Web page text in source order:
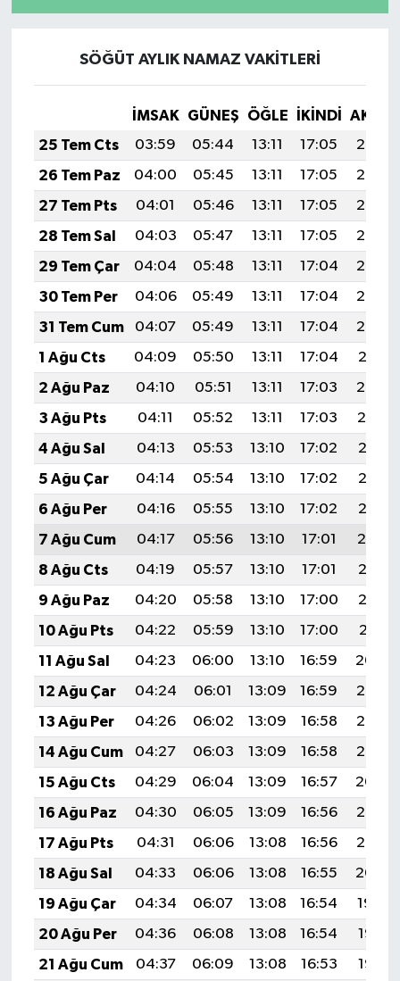
SÖĞÜT AYLIK NAMAZ VAKITLERI
İMSAK GÜNEŞ ÖĞLE İKINDI
25 Tem Cts
03:59 05:44 13:11 17:05
20:28
26 Tem Paz
04:00 05:45 13:11 17:05
20:27
27 Tem Pts
04:01 05:46 13:11 17:05
20:26
28 Tem Sal
04:03 05:47 13:11 17:05
20:25
29 Tem Çar
04:04 05:48 13:11 17:04
20:24
30 Tem Per
04:06 05:49 13:11 17:04
20:23
31 Tem Cum
04:07 05:49 13:11 17:04
20:22
1 Ağu Cts
04:09 05:50 13:11 17:04
20:21
2 Ağu Paz
04:10 05:51 13:11 17:03
20:20
3 Ağu Pts
04:11 05:52 13:11 17:03
20:19
4 Ağu Sal
04:13 05:53 13:10 17:02
20:18
5 Ağu Çar
04:14 05:54 13:10 17:02
20:17
6 Ağu Per
04:16 05:55 13:10 17:02
20:16
7 Ağu Cum
04:17 05:56 13:10 17:01
20:14
8 Ağu Cts
04:19 05:57 13:10 17:01
20:13
9 Ağu Paz
04:20 05:58 13:10 17:00
20:12
10 Ağu Pts
04:22 05:59 13:10 17:00
20:11
11 Ağu Sal
04:23 06:00 13:10 16:59
20:09
12 Ağu Çar
04:24 06:01 13:09 16:59
20:08
13 Ağu Per
04:26 06:02 13:09 16:58
20:07
14 Ağu Cum
04:27 06:03 13:09 16:58
20:06
15 Ağu Cts
04:29 06:04 13:09 16:57
20:04
16 Ağu Paz
04:30 06:05 13:09 16:56
20:03
17 Ağu Pts
04:31 06:06 13:08 16:56
20:02
18 Ağu Sal
04:33 06:06 13:08 16:55
20:00
19 Ağu Çar
04:34 06:07 13:08 16:54
19:59
20 Ağu Per
04:36 06:08 13:08 16:54
19:57
21 Ağu Cum
04:37 06:09 13:08 16:53
19:56